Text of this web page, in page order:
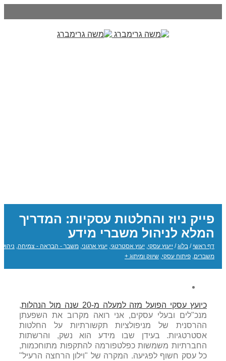
פייק ניוז והחלטות עסקיות: המדריך
המלא לניהול משברי מידע
דף ראשי / בלוג / ייעוץ עסקי, יעוץ אסטרטגי, יעוץ ארגוני, משבר - הבראה - צמיחה, ניהול
משברים, פיתוח עסקי, שיווק ומיתוג +
כיועץ עסקי הפועל מזה למעלה מ-20 שנה מול הנהלות
,
מנכ"לים ובעלי עסקים, אני רואה מקרוב את השפעתן
ההרסנית של מניפולציות תקשורתיות על החלטות
אסטרטגיות. בעידן שבו מידע הוא נשק, והרשתות
החברתיות משמשות כפלטפורמה להתקפות מתוחכמות,
כל עסק חשוף לפגיעה. המקרה של "וילון הרחצה הרעיל"